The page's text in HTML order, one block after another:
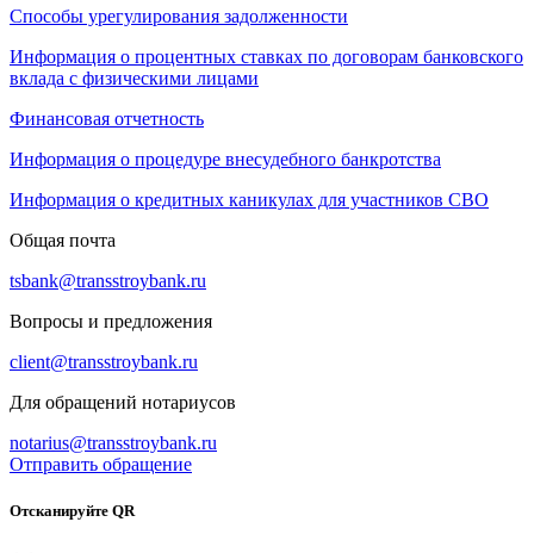
Способы урегулирования задолженности
Информация о процентных ставках по договорам банковского
вклада с физическими лицами
Финансовая отчетность
Информация о процедуре внесудебного банкротства
Информация о кредитных каникулах для участников СВО
Общая почта
tsbank@transstroybank.ru
Вопросы и предложения
client@transstroybank.ru
Для обращений нотариусов
notarius@transstroybank.ru
Отправить обращение
Отсканируйте QR